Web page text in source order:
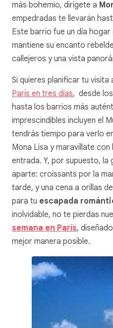
más bohemio, dirígete a
empedradas te llevarán
Este barrio fue un día
mantiene su encanto
callejeros y una vista
Si quieres planificar tu visita
París en tres días, desde
hasta los barrios más
imprescindibles incluyen el
tendrás tiempo para verlo
Mona Lisa y maravíllate
entrada. Y, por supuesto,
aparte: croissants por la
tarde, y una cena a orillas
para tu escapada
inolvidable, no te pierdas
semana en París,
mejor manera posible.